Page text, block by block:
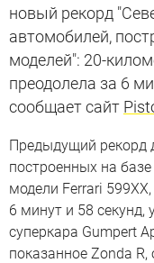
новый рекорд
автомобилей,
моделей": 20-
преодолела за 6
сообщает сайт
Предыдущий рекорд
построенных на
модели Ferrari
6 минут и 58
суперкара Gumpert
показанное Zonda